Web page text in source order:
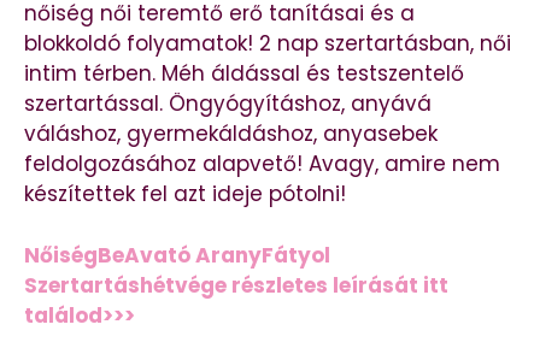
nőiség női teremtő erő tanításai és a
blokkoldó folyamatok! 2 nap szertartásban, női
intim térben. Méh áldással és testszentelő
szertartással. Öngyógyításhoz, anyává
váláshoz, gyermekáldáshoz, anyasebek
feldolgozásához alapvető! Avagy, amire nem
készítettek fel azt ideje pótolni!
NőiségBeAvató AranyFátyol
Szertartáshétvége részletes leírását itt
találod>>>